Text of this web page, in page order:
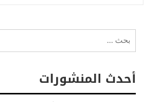
عن:
أحدث المنشورات